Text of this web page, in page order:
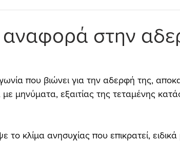
αναφορά στην
που βιώνει για την αδερφή της,
μηνύματα, εξαιτίας της τεταμένης
το κλίμα ανησυχίας που επικρατεί, ειδικά